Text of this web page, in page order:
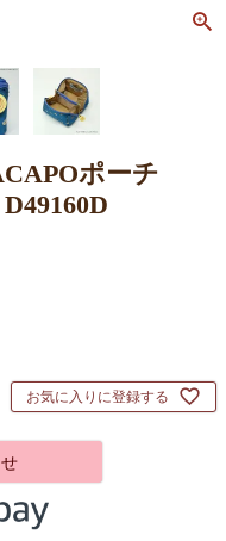
ポーチ
お気に入りに登録する